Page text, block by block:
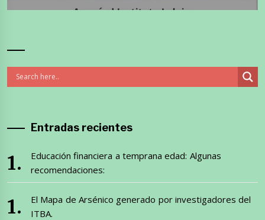
Entradas recientes
Educación financiera a temprana edad: Algunas
recomendaciones:
El Mapa de Arsénico generado por investigadores del
ITBA.